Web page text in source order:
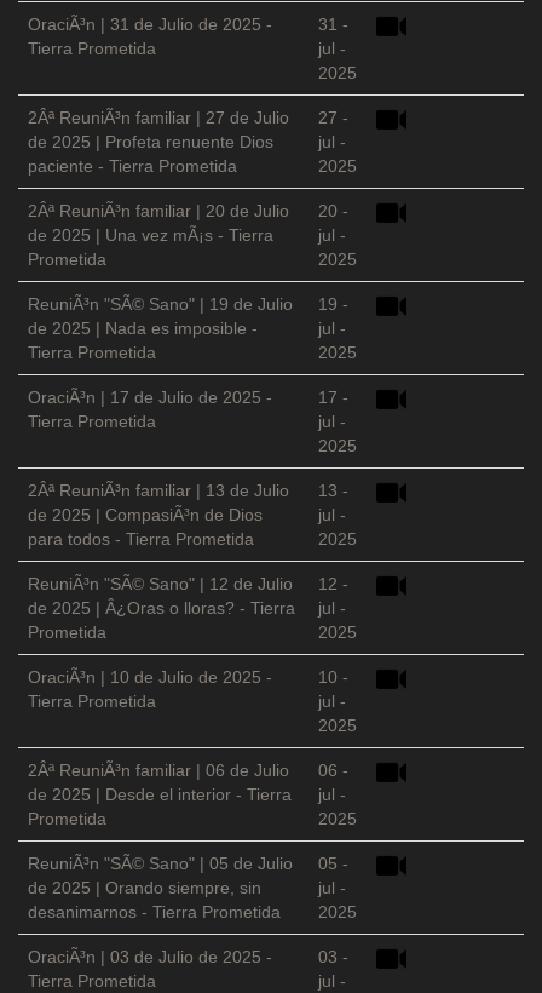
OraciÃ³n | 31 de Julio de 2025 -
Tierra Prometida
31 -
jul -
2025
2Âª ReuniÃ³n familiar | 27 de Julio
de 2025 | Profeta renuente Dios
paciente - Tierra Prometida
27 -
jul -
2025
2Âª ReuniÃ³n familiar | 20 de Julio
de 2025 | Una vez mÃ¡s - Tierra
Prometida
20 -
jul -
2025
ReuniÃ³n "SÃ© Sano" | 19 de Julio
de 2025 | Nada es imposible -
Tierra Prometida
19 -
jul -
2025
OraciÃ³n | 17 de Julio de 2025 -
Tierra Prometida
17 -
jul -
2025
2Âª ReuniÃ³n familiar | 13 de Julio
de 2025 | CompasiÃ³n de Dios
para todos - Tierra Prometida
13 -
jul -
2025
ReuniÃ³n "SÃ© Sano" | 12 de Julio
de 2025 | Â¿Oras o lloras? - Tierra
Prometida
12 -
jul -
2025
OraciÃ³n | 10 de Julio de 2025 -
Tierra Prometida
10 -
jul -
2025
2Âª ReuniÃ³n familiar | 06 de Julio
de 2025 | Desde el interior - Tierra
Prometida
06 -
jul -
2025
ReuniÃ³n "SÃ© Sano" | 05 de Julio
de 2025 | Orando siempre, sin
desanimarnos - Tierra Prometida
05 -
jul -
2025
OraciÃ³n | 03 de Julio de 2025 -
Tierra Prometida
03 -
jul -